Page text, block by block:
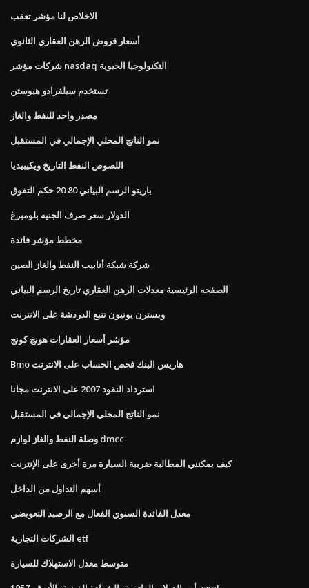
الاخلاص لنا مؤشر تعقب
أسعار قروض الرهن العقاري الثانوي
شركات مؤشر nasdaq التكنولوجيا الحيوية
تستخدم سيلفرادو هيوستن
مصدر واحد للنفط والغاز
نمو الناتج المحلي الإجمالي في المستقبل
اللصوص النفط التاريخ ويكيبيديا
باريتو الرسم البياني 80 20 حكم التفوق
الدولار سعر صرف الجنيه بلومبرغ
مخطط مؤشر فائدة
شركة شبكة أنابيب النفط والغاز الصين
الصفحه الرئيسية معدلات الرهن العقاري تاريخ الرسم البياني
ويسترن يونيون تتبع الدردشة على الانترنت
مؤشر أسعار العقارات هونج كونج
Bmo هاريس البنك فحص الحساب على الانترنت
استرداد النقود 2007 على الانترنت مجانا
نمو الناتج المحلي الإجمالي في المستقبل
وصلة النفط والغاز لوازم dmcc
كيف يمكنني المطالبة ضريبة السيارة مرة أخرى على الإنترنت
أسهم التداول من الداخل
معدل الفائدة السنوي الفعال مع الرصيد التعويضي
الشركات التجارية etf
متوسط ​​معدل الاستهلاك للسيارة